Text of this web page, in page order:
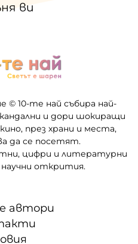
ви
© 10-те най събира най-
и дори шокиращи
през храни и места,
да се посетят.
цифри и литературни
научни открития.
автори